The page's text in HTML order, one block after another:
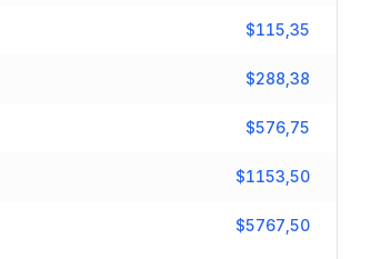
$115,35
$288,38
$576,75
$1153,50
$5767,50